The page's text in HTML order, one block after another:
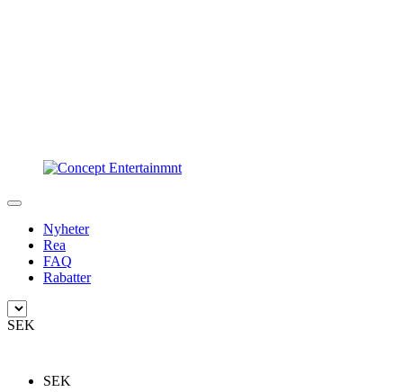
Nyheter
Rea
FAQ
Rabatter
SEK
SEK